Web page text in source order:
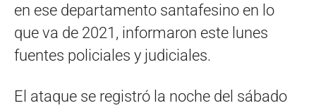
en ese departamento santafesino en lo
que va de 2021, informaron este lunes
fuentes policiales y judiciales.
El ataque se registró la noche del sábado